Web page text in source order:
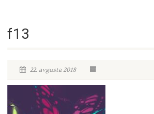
f13
22. avgusta 2018